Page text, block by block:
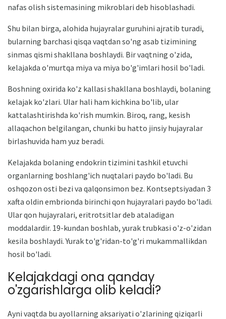
nafas olish sistemasining mikroblari deb hisoblashadi.
Shu bilan birga, alohida hujayralar guruhini ajratib turadi,
bularning barchasi qisqa vaqtdan so'ng asab tizimining
sinmas qismi shakllana boshlaydi. Bir vaqtning o'zida,
kelajakda o'murtqa miya va miya bo'g'imlari hosil bo'ladi.
Boshning oxirida ko'z kallasi shakllana boshlaydi, bolaning
kelajak ko'zlari. Ular hali ham kichkina bo'lib, ular
kattalashtirishda ko'rish mumkin. Biroq, rang, kesish
allaqachon belgilangan, chunki bu hatto jinsiy hujayralar
birlashuvida ham yuz beradi.
Kelajakda bolaning endokrin tizimini tashkil etuvchi
organlarning boshlang'ich nuqtalari paydo bo'ladi. Bu
oshqozon osti bezi va qalqonsimon bez. Kontseptsiyadan 3
xafta oldin embrionda birinchi qon hujayralari paydo bo'ladi.
Ular qon hujayralari, eritrotsitlar deb ataladigan
moddalardir. 19-kundan boshlab, yurak trubkasi o'z-o'zidan
kesila boshlaydi. Yurak to'g'ridan-to'g'ri mukammallikdan
hosil bo'ladi.
Kelajakdagi ona qanday
o'zgarishlarga olib keladi?
Ayni vaqtda bu ayollarning aksariyati o'zlarining qiziqarli